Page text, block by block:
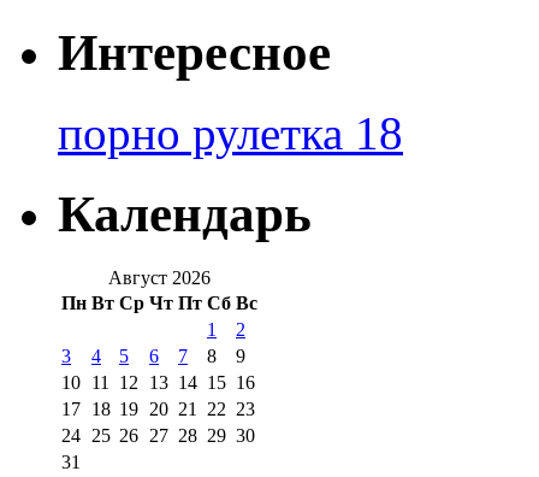
Интересное
порно рулетка 18
Календарь
Август 2026
Пн Вт Ср Чт Пт Сб Вс
1
2
3
4 5 6 7 8
9
10 11 12 13 14 15 16
17 18 19 20 21 22 23
24 25 26 27 28 29 30
31